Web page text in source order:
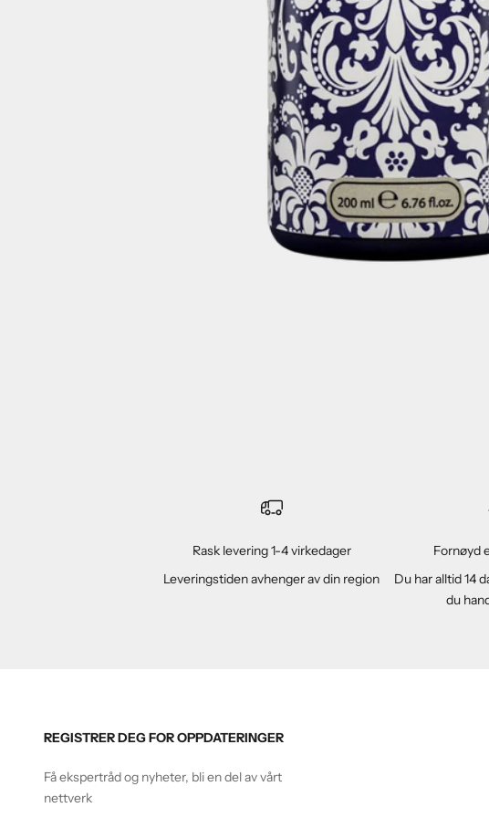
Rask levering 1-4 virkedager
Leveringstiden avhenger av din region
Fornøyd
Du har alltid 14
du
REGISTRER DEG FOR OPPDATERINGER
Få ekspertråd og nyheter, bli en del av vårt
nettverk